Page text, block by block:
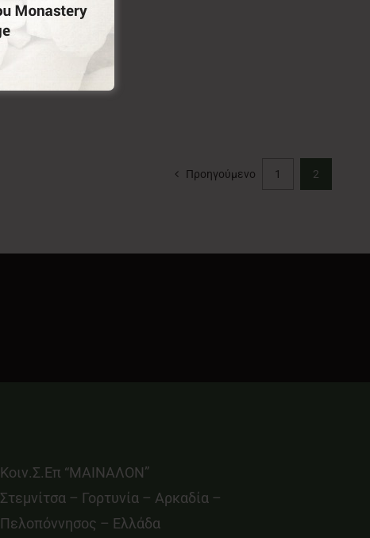
Προηγούμενο 1 2
Κοιν.Σ.Επ “ΜΑΙΝΑΛΟΝ”
Στεμνίτσα – Γορτυνία – Αρκαδία –
Πελοπόννησος – Ελλάδα